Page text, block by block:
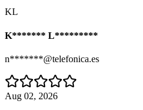
KL
K******* L*********
n*******@telefonica.es
Aug 02, 2026